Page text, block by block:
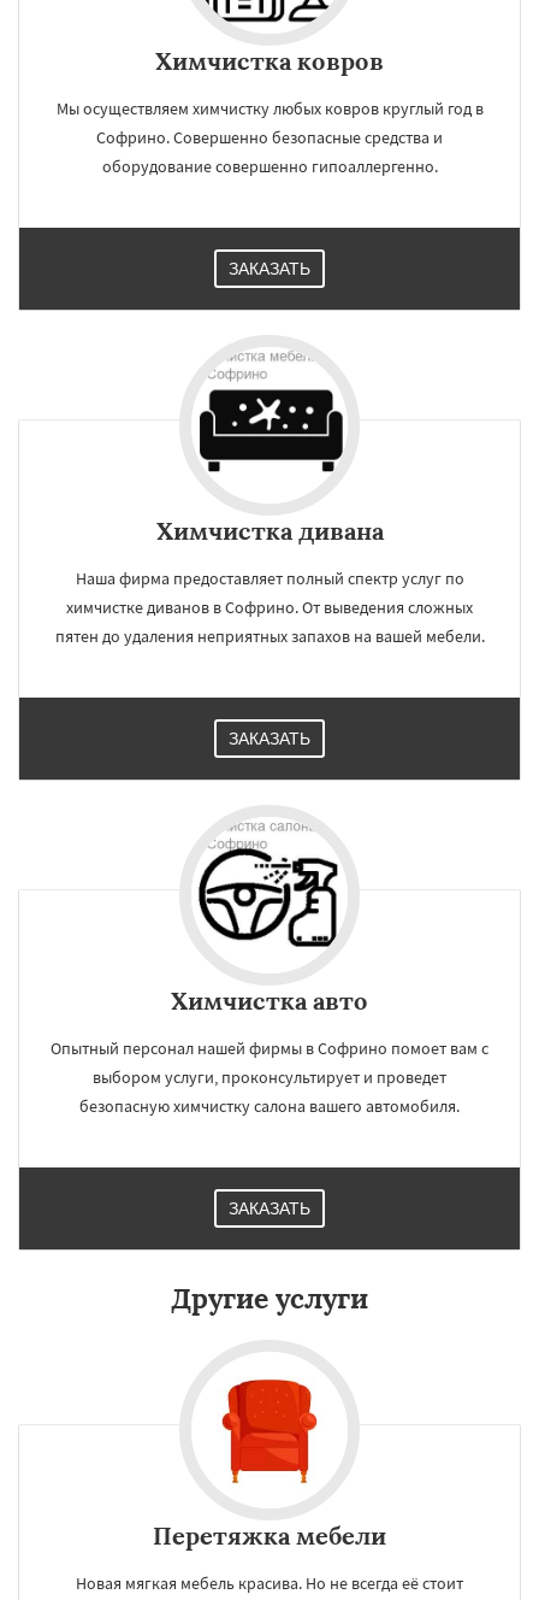
Химчистка ковров
Мы осуществляем химчистку любых ковров круглый год в
Софрино. Совершенно безопасные средства и
оборудование совершенно гипоаллергенно.
ЗАКАЗАТЬ
Химчистка дивана
Наша фирма предоставляет полный спектр услуг по
химчистке диванов в Софрино. От выведения сложных
пятен до удаления неприятных запахов на вашей мебели.
ЗАКАЗАТЬ
Химчистка авто
Опытный персонал нашей фирмы в Софрино помоет вам с
выбором услуги, проконсультирует и проведет
безопасную химчистку салона вашего автомобиля.
ЗАКАЗАТЬ
Другие услуги
Перетяжка мебели
Новая мягкая мебель красива. Но не всегда её стоит